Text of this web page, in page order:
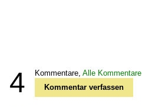
4 Kommentare, Alle Kommentare
Kommentar verfassen